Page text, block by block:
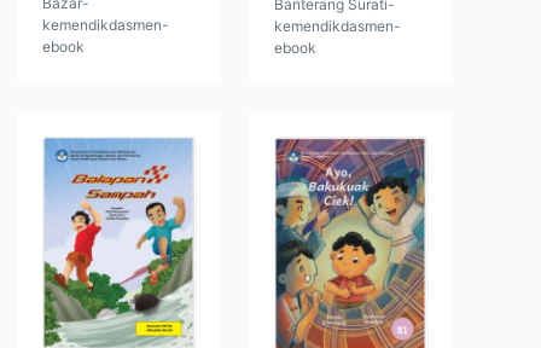
kemendikdasmen-
ebook
Banterang Surati-
kemendikdasmen-
ebook